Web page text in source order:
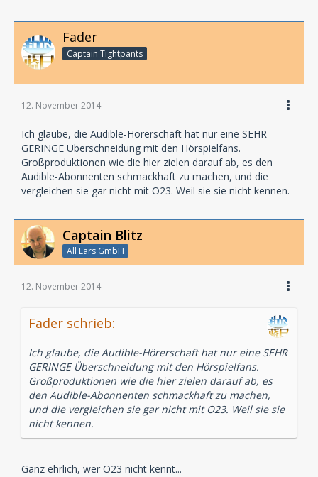
Fader
Captain Tightpants
12. November 2014
Ich glaube, die Audible-Hörerschaft hat nur eine SEHR
GERINGE Überschneidung mit den Hörspielfans.
Großproduktionen wie die hier zielen darauf ab, es den
Audible-Abonnenten schmackhaft zu machen, und die
vergleichen sie gar nicht mit O23. Weil sie sie nicht kennen.
Captain Blitz
All Ears GmbH
12. November 2014
Fader schrieb:
Ich glaube, die Audible-Hörerschaft hat nur eine SEHR
GERINGE Überschneidung mit den Hörspielfans.
Großproduktionen wie die hier zielen darauf ab, es
den Audible-Abonnenten schmackhaft zu machen,
und die vergleichen sie gar nicht mit O23. Weil sie sie
nicht kennen.
Ganz ehrlich, wer O23 nicht kennt...